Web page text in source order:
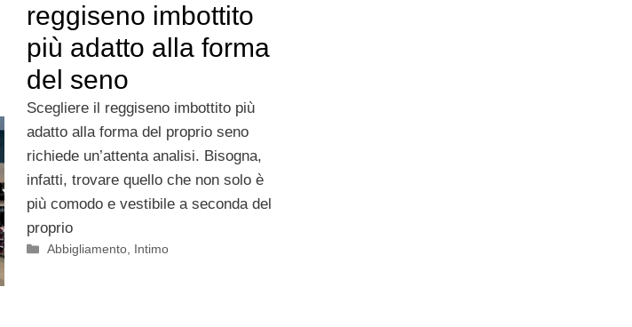
reggiseno imbottito
più adatto alla forma
del seno
Scegliere il reggiseno imbottito più
adatto alla forma del proprio seno
richiede un’attenta analisi. Bisogna,
infatti, trovare quello che non solo è
più comodo e vestibile a seconda del
proprio
Categorie
Abbigliamento, Intimo